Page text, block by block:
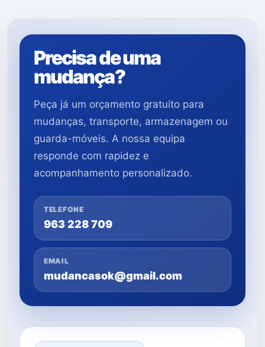
Precisa de uma
mudança?
Peça já um orçamento gratuito para
mudanças, transporte, armazenagem ou
guarda-móveis. A nossa equipa
responde com rapidez e
acompanhamento personalizado.
TELEFONE
963 228 709
EMAIL
mudancasok@gmail.com